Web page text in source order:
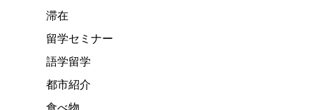
滞在
留学セミナー
語学留学
都市紹介